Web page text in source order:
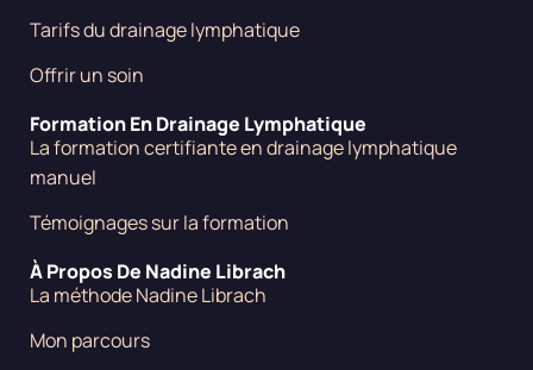
Tarifs du drainage lymphatique
Offrir un soin
Formation En Drainage Lymphatique
La formation certifiante en drainage lymphatique
manuel
Témoignages sur la formation
À Propos De Nadine Librach
La méthode Nadine Librach
Mon parcours